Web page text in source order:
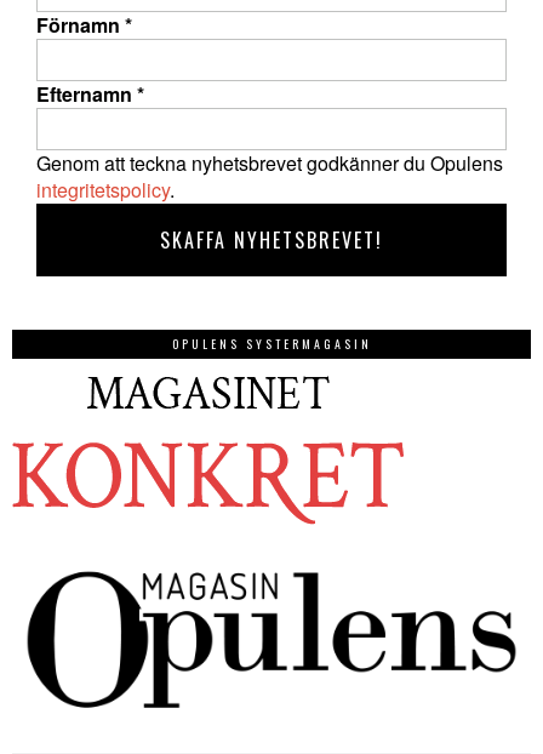
Förnamn *
Efternamn *
Genom att teckna nyhetsbrevet godkänner du Opulens
integritetspolicy.
OPULENS SYSTERMAGASIN